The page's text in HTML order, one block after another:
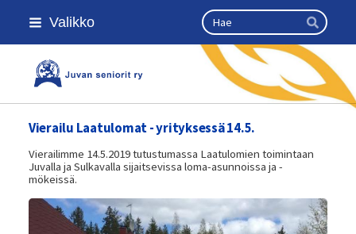
Siirry
sivun
Valikko Haku
Hae
Kansallinen senioriliitto
Vierailu Laatulomat - yrityksessä 14.5.
Vierailimme 14.5.2019 tutustumassa Laatulomien toimintaan
Juvalla ja Sulkavalla sijaitsevissa loma-asunnoissa ja -
mökeissä.